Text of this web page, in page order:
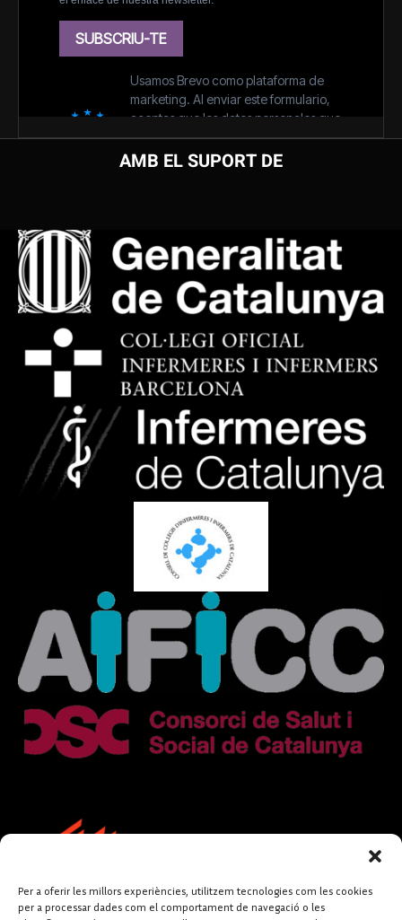
Per a oferir les millors experiències, utilitzem tecnologies com les cookies
per a processar dades com el comportament de navegació o les
AMB EL SUPORT DE